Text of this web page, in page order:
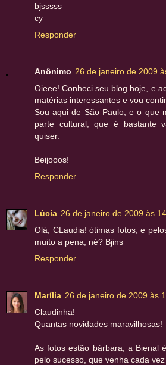
bjsssss
cy
Responder
Anônimo 26 de janeiro de 2009
Oieee! Conheci seu blog hoje, e
matérias interessantes e vou
Sou aqui de São Paulo, e o que
parte cultural, que é bastante
quiser.
Beijooos!
Responder
Lúcia 26 de janeiro de 2009 às
Olá, CLaudia! òtimas fotos, e
muito a pena, né? Bjins
Responder
Marília 26 de janeiro de 2009 às
Claudinha!
Quantas novidades maravilhosas!
As fotos estão bárbara, a Bienal
pelo sucesso, que venha cada